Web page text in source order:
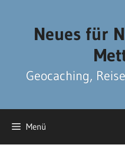
Neues für
Geocaching,
Menü